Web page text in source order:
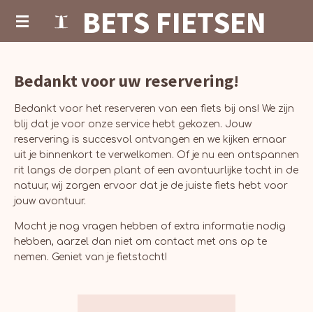
Ga
direct
naar
hoofdinhoud
BETS FIETSEN
Bedankt voor uw reservering!
Bedankt voor het reserveren van een fiets bij ons! We zijn
blij dat je voor onze service hebt gekozen. Jouw
reservering is succesvol ontvangen en we kijken ernaar
uit je binnenkort te verwelkomen. Of je nu een ontspannen
rit langs de dorpen plant of een avontuurlijke tocht in de
natuur, wij zorgen ervoor dat je de juiste fiets hebt voor
jouw avontuur.
Mocht je nog vragen hebben of extra informatie nodig
hebben, aarzel dan niet om contact met ons op te
nemen. Geniet van je fietstocht!